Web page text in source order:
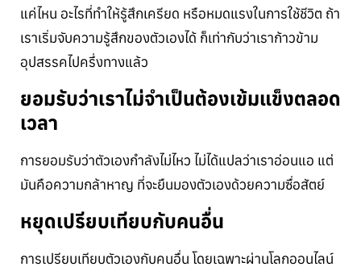
แค่ไหน อะไรที่ทำให้รู้สึกเครียด หรือหมดแรงในการใช้ชีวิต ถ้า
เราเริ่มจับความรู้สึกของตัวเองได้ ก็เท่ากับว่าเราก้าวข้าม
อุปสรรคไปครึ่งทางแล้ว
ยอมรับว่าเราไม่จำเป็นต้องเข้มแข็งตลอด
เวลา
การยอมรับว่าตัวเองกำลังไม่ไหว ไม่ได้แปลว่าเราอ่อนแอ แต่
มันคือความกล้าหาญ ที่จะยืนมองตัวเองด้วยความซื่อสัตย์
หยุดเปรียบเทียบกับคนอื่น
การเปรียบเทียบตัวเองกับคนอื่น โดยเฉพาะผ่านโลกออนไลน์